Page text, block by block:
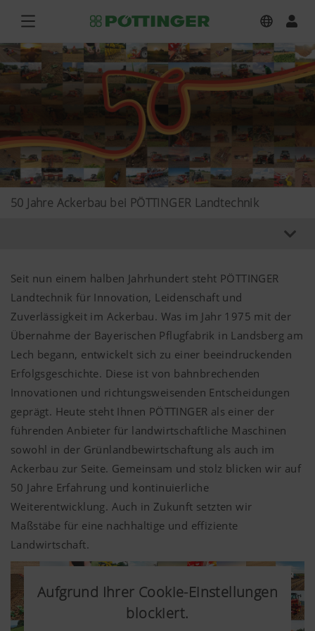
50 Jahre Ackerbau bei PÖTTINGER Landtechnik
Seit nun einem halben Jahrhundert steht PÖTTINGER
Landtechnik für Innovation, Leidenschaft und
Zuverlässigkeit im Ackerbau. Was im Jahr 1975 mit der
Übernahme der Bayerischen Pflugfabrik in Landsberg am
Lech begann, entwickelt sich zu einer beeindruckenden
Erfolgsgeschichte. Diese ist von bahnbrechenden
Innovationen und richtungsweisenden Entscheidungen
geprägt. Heute steht Ihnen PÖTTINGER als einer der
führenden Anbieter für landwirtschaftliche Maschinen
sowohl in der Grünlandbewirtschaftung als auch im
Ackerbau zur Seite. Gemeinsam und stolz blicken wir auf
50 Jahre Erfahrung und kontinuierliche
Weiterentwicklung. Auch in Zukunft setzten wir
Maßstäbe für eine nachhaltige und effiziente
Landwirtschaft.
Aufgrund Ihrer Cookie-Einstellungen
blockiert.
Aufgrund Ihrer Cookie-Einstellungen
blockiert.
Aufgrund Ihrer Cookie-Einstellungen
blockiert.
Aufgrund Ihrer Cookie-Einstellungen
blockiert.
Aufgrund Ihrer Cookie-Einstellungen
blockiert.
Aufgrund Ihrer Cookie-Einstellungen
blockiert.
Aufgrund Ihrer Cookie-Einstellungen
blockiert.